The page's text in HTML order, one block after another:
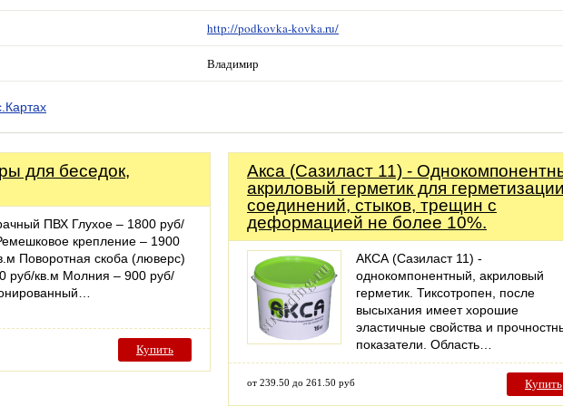
http://podkovka-kovka.ru/
Владимир
для беседок,
ПВХ Глухое – 1800 руб/
крепление – 1900
Поворотная скоба (люверс)
руб/кв.м Молния – 900 руб/
Купить
Акса (Сазиласт 11) -
акриловый герметик для герметизации
соединений, стыков, трещин с
деформацией не более 10%.
АКСА (Сазиласт 11) -
однокомпонентный, акриловый
герметик. Тиксотропен, после
высыхания имеет хорошие
эластичные свойства и
показатели. Область…
от 239.50 до 261.50 руб Купить